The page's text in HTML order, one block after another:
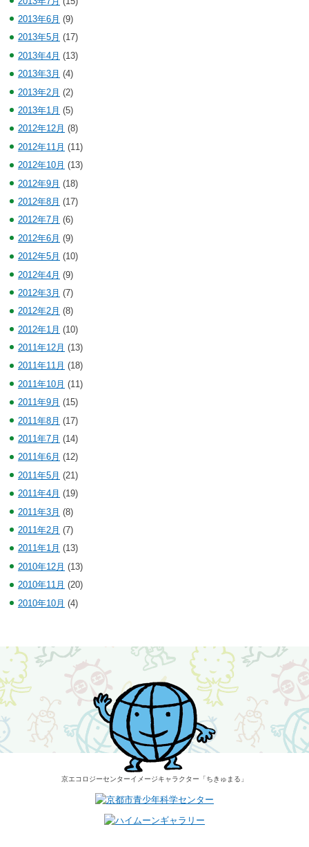
2013年6月 (9)
2013年5月 (17)
2013年4月 (13)
2013年3月 (4)
2013年2月 (2)
2013年1月 (5)
2012年12月 (8)
2012年11月 (11)
2012年10月 (13)
2012年9月 (18)
2012年8月 (17)
2012年7月 (6)
2012年6月 (9)
2012年5月 (10)
2012年4月 (9)
2012年3月 (7)
2012年2月 (8)
2012年1月 (10)
2011年12月 (13)
2011年11月 (18)
2011年10月 (11)
2011年9月 (15)
2011年8月 (17)
2011年7月 (14)
2011年6月 (12)
2011年5月 (21)
2011年4月 (19)
2011年3月 (8)
2011年2月 (7)
2011年1月 (13)
2010年12月 (13)
2010年11月 (20)
2010年10月 (4)
京エコロジーセンターイメージキャラクター 「ちきゅまる」